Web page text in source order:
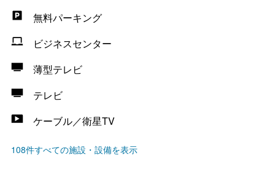
無料パーキング
ビジネスセンター
薄型テレビ
テレビ
ケーブル／衛星TV
108件すべての施設・設備を表示